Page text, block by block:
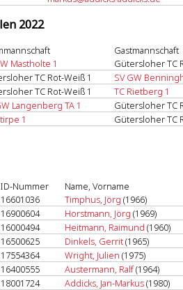
2022
Gastmannschaft
Mastholte 1 Gütersloher TC
TC Rot-Weiß 1 SV GW
TC Rot-Weiß 1 TC Rietberg 1
Langenberg TA 1 Gütersloher TC
1 Gütersloher TC
ID-Nummer Name, Vorname
16601036 Timphus, Jörg (1966)
16900604 Horstmann, Jörg (1969)
16000494 Heitmann, Raimund (1960)
16500625 Dinkels, Gerrit(1965)
17554364 Wright, Julien (1975)
16400555 Austermann, Ralf(1964)
18001724 Addicks, Jan-Markus(1980)